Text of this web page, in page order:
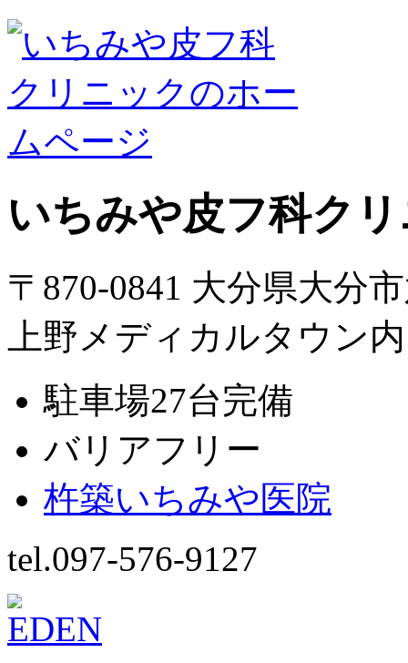
いちみや皮フ科ク
〒870-0841 大分県大分
上野メディカルタウン内
駐車場27台完備
バリアフリー
杵築いちみや医院
tel.097-576-9127